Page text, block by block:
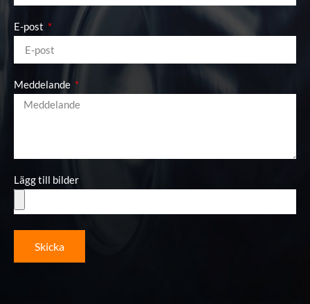
E-post
Meddelande
Lägg till bilder
Skicka